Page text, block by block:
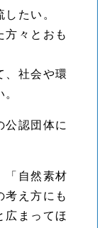
たい。
方々とおも
、社会や環
公認団体に
「自然素材
考え方にも
広まってほ